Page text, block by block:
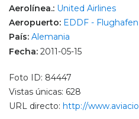
Aerolínea.: United Airlines
Aeropuerto: EDDF -
País: Alemania
Fecha: 2011-05-15
Foto ID: 84447
Vistas únicas: 628
URL directo: http://